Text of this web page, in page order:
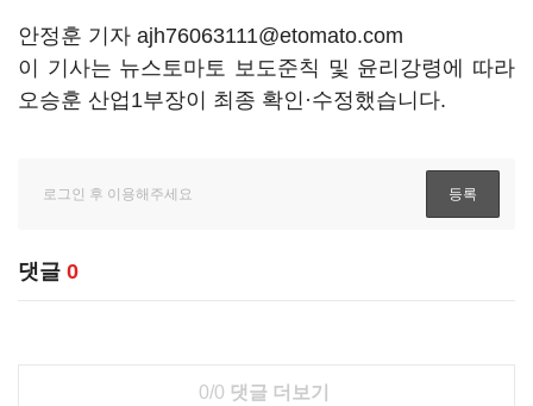
안정훈 기자 ajh76063111@etomato.com
이 기사는 뉴스토마토 보도준칙 및 윤리강령에 따라
오승훈 산업1부장이 최종 확인·수정했습니다.
댓글 0
0/0 댓글 더보기